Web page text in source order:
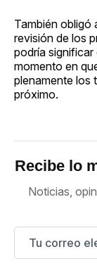
También obligó
revisión de los
podría significar
momento en
plenamente los
próximo.
Recibe lo
Noticias,